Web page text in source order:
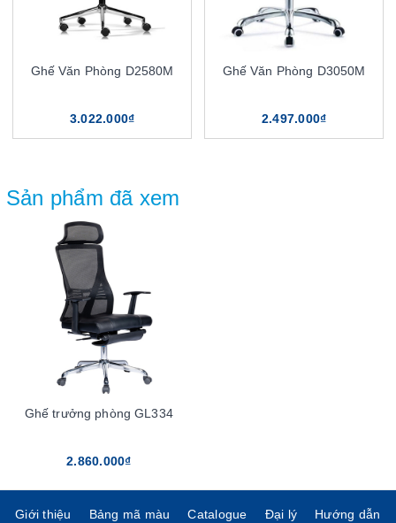
Ghế Văn Phòng D2580M
3.022.000₫
Ghế Văn Phòng D3050M
2.497.000₫
Sản phẩm đã xem
Ghế trưởng phòng GL334
2.860.000₫
Giới thiệu Bảng mã màu Catalogue Đại lý
Hướng dẫn